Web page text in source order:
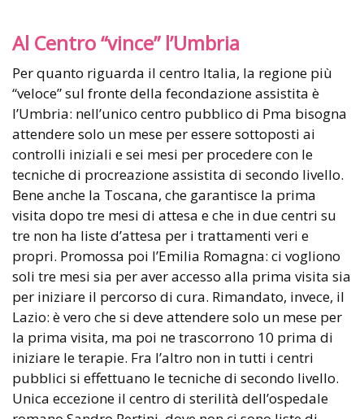
Al Centro “vince” l’Umbria
Per quanto riguarda il centro Italia, la regione più
“veloce” sul fronte della fecondazione assistita è
l’Umbria: nell’unico centro pubblico di Pma bisogna
attendere solo un mese per essere sottoposti ai
controlli iniziali e sei mesi per procedere con le
tecniche di procreazione assistita di secondo livello.
Bene anche la Toscana, che garantisce la prima
visita dopo tre mesi di attesa e che in due centri su
tre non ha liste d’attesa per i trattamenti veri e
propri. Promossa poi l’Emilia Romagna: ci vogliono
soli tre mesi sia per aver accesso alla prima visita sia
per iniziare il percorso di cura. Rimandato, invece, il
Lazio: è vero che si deve attendere solo un mese per
la prima visita, ma poi ne trascorrono 10 prima di
iniziare le terapie. Fra l’altro non in tutti i centri
pubblici si effettuano le tecniche di secondo livello.
Unica eccezione il centro di sterilità dell’ospedale